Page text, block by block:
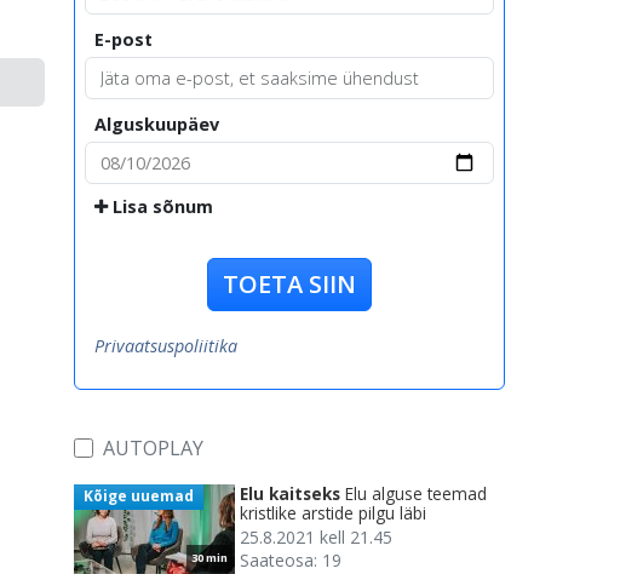
E-post
Alguskuupäev
Lisa sõnum
TOETA SIIN
Privaatsuspoliitika
AUTOPLAY
30 min
Kõige uuemad Elu kaitseks Elu alguse teemad
kristlike arstide pilgu läbi
25.8.2021 kell 21.45
Saateosa: 19